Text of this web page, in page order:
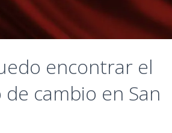
encontrar el
cambio en San